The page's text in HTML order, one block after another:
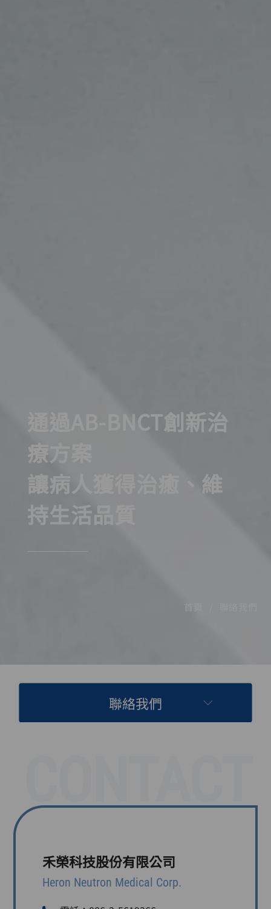
通過AB-BNCT創新治
療方案
讓病人獲得治癒、維
持生活品質
首頁
聯絡我們
禾榮科技股份有限公司
Heron Neutron Medical Corp.